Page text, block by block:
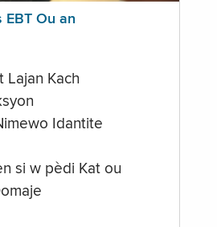
EBT Ou an
Lajan Kach
Idantite
si w pèdi Kat ou